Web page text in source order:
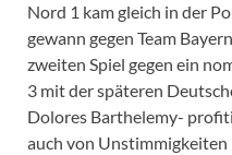
Nord 1 kam gleich in der
gewann gegen Team
zweiten Spiel gegen ein
3 mit der späteren
Dolores Barthelemy-
auch von Unstimmigkeiten